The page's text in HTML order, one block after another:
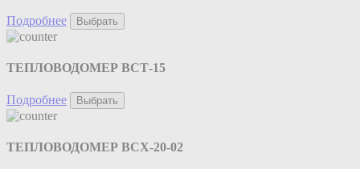
Подробнее Выбрать
ТЕПЛОВОДОМЕР ВСТ-15
Подробнее Выбрать
ТЕПЛОВОДОМЕР ВСХ-20-02